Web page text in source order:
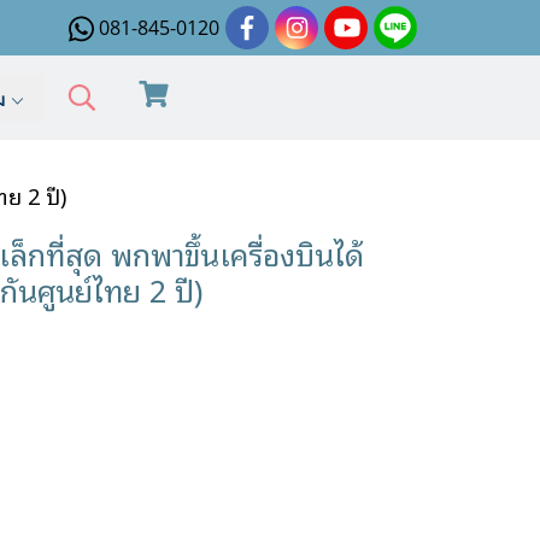
081-845-0120
ย 2 ปี)
ล็กที่สุด พกพาขึ้นเครื่องบินได้
นศูนย์ไทย 2 ปี)